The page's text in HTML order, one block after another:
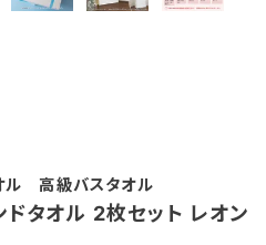
ル 高級バスタオル
タオル 2枚セット レオン